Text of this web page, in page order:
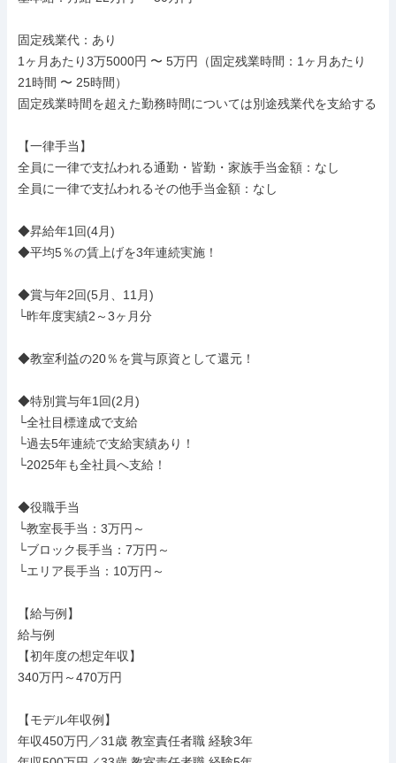
固定残業代：あり
1ヶ月あたり3万5000円 〜 5万円（固定残業時間：1ヶ月あたり
21時間 〜 25時間）
固定残業時間を超えた勤務時間については別途残業代を支給する
【一律手当】
全員に一律で支払われる通勤・皆勤・家族手当金額：なし
全員に一律で支払われるその他手当金額：なし
◆昇給年1回(4月)
◆平均5％の賃上げを3年連続実施！
◆賞与年2回(5月、11月)
└昨年度実績2～3ヶ月分
◆教室利益の20％を賞与原資として還元！
◆特別賞与年1回(2月)
└全社目標達成で支給
└過去5年連続で支給実績あり！
└2025年も全社員へ支給！
◆役職手当
└教室長手当：3万円～
└ブロック長手当：7万円～
└エリア長手当：10万円～
【給与例】
給与例
【初年度の想定年収】
340万円～470万円
【モデル年収例】
年収450万円／31歳 教室責任者職 経験3年